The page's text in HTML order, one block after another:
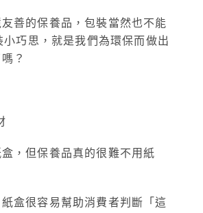
善的保養品，包裝當然也不能
巧思，就是我們為環保而做出
？
，但保養品真的很難不用紙
盒很容易幫助消費者判斷「這